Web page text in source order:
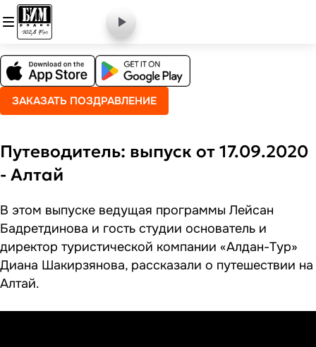
ЗАКАЗАТЬ ПОЗДРАВЛЕНИЕ
Путеводитель: выпуск от 17.09.2020
- Алтай
В этом выпуске ведущая программы Лейсан
Бадретдинова и гость студии основатель и
директор туристической компании «Алдан-Тур»
Диана Шакирзянова, рассказали о путешествии на
Алтай.